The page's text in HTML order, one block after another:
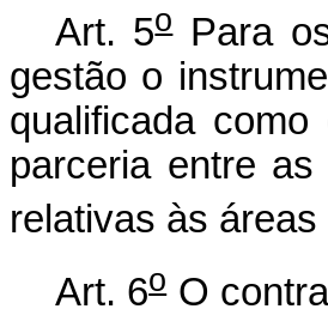
Art. 5oPara
gestão o
qualificada
parceria entre
relativas às
Art. 6oO